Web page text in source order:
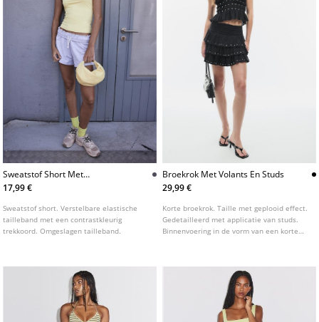
Sweatstof Short Met
Omgeslagen Tailleband
17,99 €
Sweatstof short. Verstelbare elastische
tailleband met een contrastkleurig
trekkoord. Omgeslagen tailleband.
Broekrok Met Volants En Studs
29,99 €
Korte broekrok. Taille met geplooid effect.
Gedetailleerd met applicatie van studs.
Binnenvoering in de vorm van een korte